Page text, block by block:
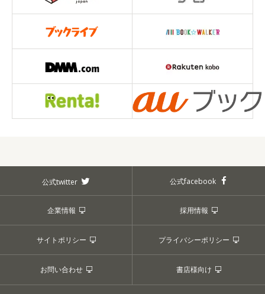
公式twitter 公式facebook
企業情報 採用情報
サイトポリシー プライバシーポリシー
お問い合わせ 書店様向け